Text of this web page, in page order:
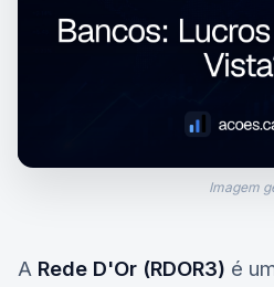
Imagem
A Rede D'Or (RDOR3) é